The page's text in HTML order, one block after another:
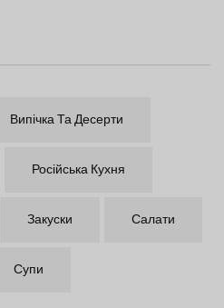
Випічка Та Десерти
Російська Кухня
Закуски Салати
Супи